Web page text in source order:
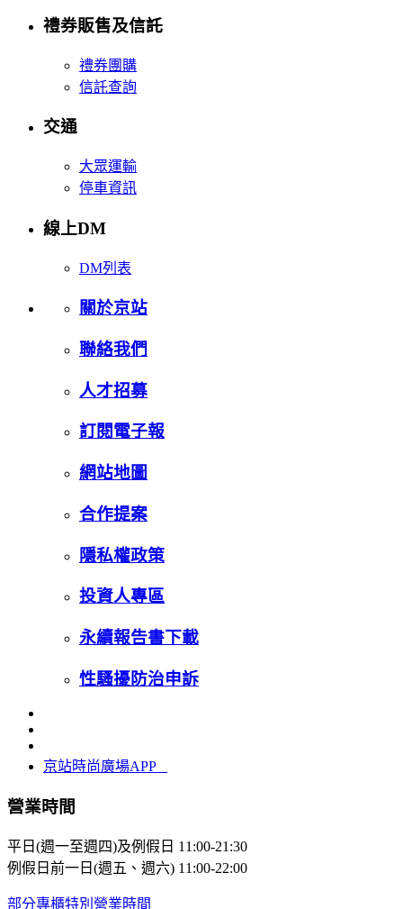
禮券販售及信託
禮券團購
信託查詢
交通
大眾運輸
停車資訊
線上DM
DM列表
關於京站
聯絡我們
人才招募
訂閱電子報
網站地圖
合作提案
隱私權政策
投資人專區
永續報告書下載
性騷擾防治申訴
京站時尚廣場APP
營業時間
平日(週一至週四)及例假日 11:00-21:30
例假日前一日(週五、週六) 11:00-22:00
部分專櫃特別營業時間